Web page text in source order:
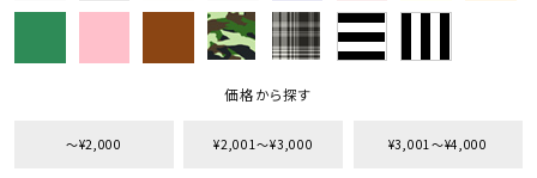
価格から探す
〜¥2,000 ¥2,001〜¥3,000 ¥3,001〜¥4,000